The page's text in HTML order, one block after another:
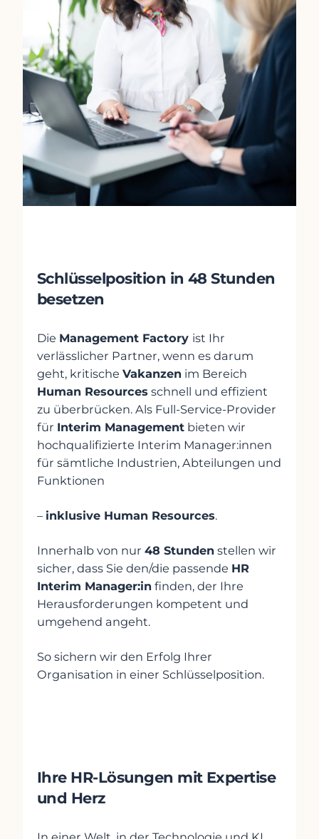
Schlüsselposition in 48 Stunden
besetzen
Die Management Factory ist Ihr
verlässlicher Partner, wenn es darum
geht, kritische Vakanzen im Bereich
Human Resources schnell und effizient
zu überbrücken. Als Full-Service-Provider
für Interim Management bieten wir
hochqualifizierte Interim Manager:innen
für sämtliche Industrien, Abteilungen und
Funktionen
– inklusive Human Resources.
Innerhalb von nur 48 Stunden stellen wir
sicher, dass Sie den/die passende HR
Interim Manager:in finden, der Ihre
Herausforderungen kompetent und
umgehend angeht.
So sichern wir den Erfolg Ihrer
Organisation in einer Schlüsselposition.
Ihre HR-Lösungen mit Expertise
und Herz